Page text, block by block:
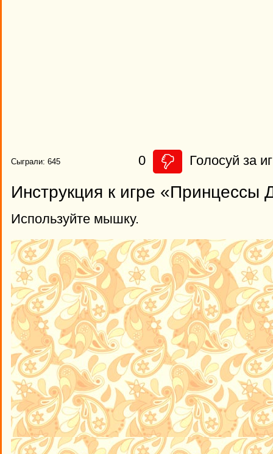
Сыграли: 645 0 Голосуй за
Инструкция к игре «Принцессы
Используйте мышку.